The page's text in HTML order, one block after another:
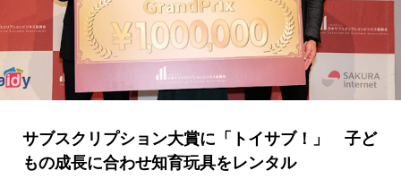
サブスクリプション大賞に「トイサブ！」 子ど
もの成長に合わせ知育玩具をレンタル